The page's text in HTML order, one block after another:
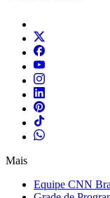
Mais
Equipe CNN